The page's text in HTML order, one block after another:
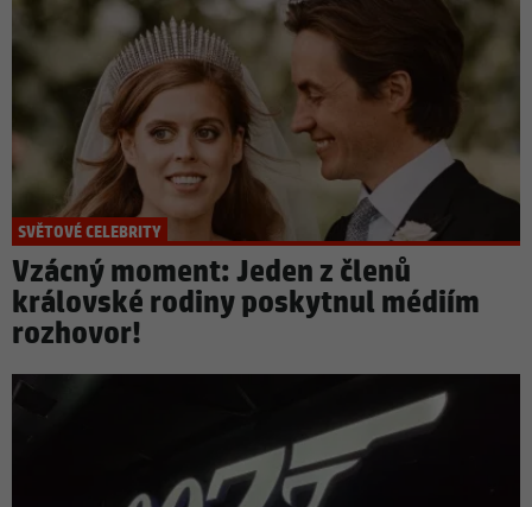
SVĚTOVÉ CELEBRITY
Vzácný moment: Jeden z členů
královské rodiny poskytnul médiím
rozhovor!